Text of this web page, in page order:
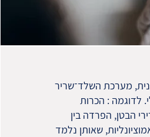
מערכת השלד־שריר
לדוגמה : הכרות
הבטן, הפרדה בין
שאותן נלמד